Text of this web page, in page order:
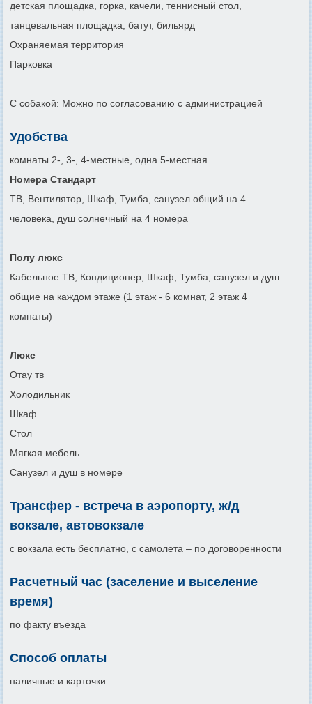
детская площадка, горка, качели, теннисный стол,
танцевальная площадка, батут, бильярд
Охраняемая территория
Парковка
С собакой: Можно по согласованию с администрацией
Удобства
комнаты 2-, 3-, 4-местные, одна 5-местная.
Номера Стандарт
ТВ, Вентилятор, Шкаф, Тумба, санузел общий на 4
человека, душ солнечный на 4 номера
Полу люкс
Кабельное ТВ, Кондиционер, Шкаф, Тумба, санузел и душ
общие на каждом этаже (1 этаж - 6 комнат, 2 этаж 4
комнаты)
Люкс
Отау тв
Холодильник
Шкаф
Стол
Мягкая мебель
Санузел и душ в номере
Трансфер - встреча в аэропорту, ж/д
вокзале, автовокзале
с вокзала есть бесплатно, с самолета – по договоренности
Расчетный час (заселение и выселение
время)
по факту въезда
Способ оплаты
наличные и карточки